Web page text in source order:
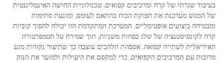
בעיבוד שגרתי של קרח ומרכיבים קפואים. טכנולוגיית החישה האינטליגנטית
של המנוע מעדכנת את תפוקת הכוח בהתאם לעומס, ומונעת סתימות
ומבטיחה ביצועים אופטימליים. המערכת המתקדמת הזו יכולה להפוך קוביות
קרח לקונסיסטנציה של שלג בפחות משניות, תוך שמירה על הטמפרטורה
האידיאלית לשתייה קפואה. אספהת הלהבים עוצבה כך שתיצור נקודות מגע
מרובות עם המרכיבים הקפואים, כדי למקסם את היעילות ולמזער את הנזק